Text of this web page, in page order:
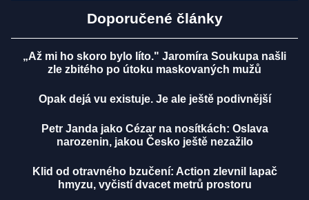
Doporučené články
„Až mi ho skoro bylo líto." Jaromíra Soukupa našli
zle zbitého po útoku maskovaných mužů
Opak dejá vu existuje. Je ale ještě podivnější
Petr Janda jako Cézar na nosítkách: Oslava
narozenin, jakou Česko ještě nezažilo
Klid od otravného bzučení: Action zlevnil lapač
hmyzu, vyčistí dvacet metrů prostoru